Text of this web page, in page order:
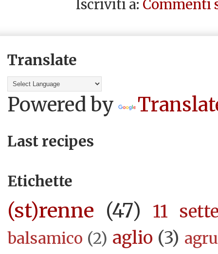
Iscriviti a: Commenti
Translate
Powered by
Last recipes
Etichette
(st)renne (47) 11
balsamico (2) aglio (3)